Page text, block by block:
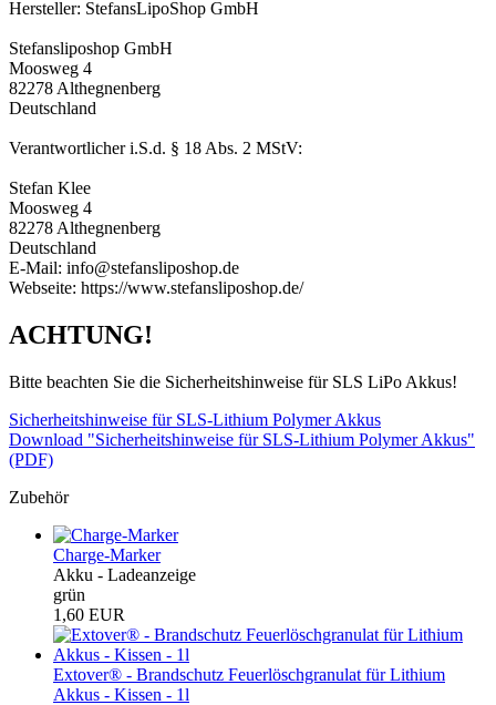
Hersteller: StefansLipoShop GmbH
Stefansliposhop GmbH
Moosweg 4
82278 Althegnenberg
Deutschland
Verantwortlicher i.S.d. § 18 Abs. 2 MStV:
Stefan Klee
Moosweg 4
82278 Althegnenberg
Deutschland
E-Mail: info@stefansliposhop.de
Webseite: https://www.stefansliposhop.de/
ACHTUNG!
Bitte beachten Sie die Sicherheitshinweise für SLS LiPo Akkus!
Sicherheitshinweise für SLS-Lithium Polymer Akkus
Download "Sicherheitshinweise für SLS-Lithium Polymer Akkus"
(PDF)
Zubehör
Charge-Marker
Akku - Ladeanzeige
grün
1,60 EUR
Extover® - Brandschutz Feuerlöschgranulat für Lithium
Akkus - Kissen - 1l